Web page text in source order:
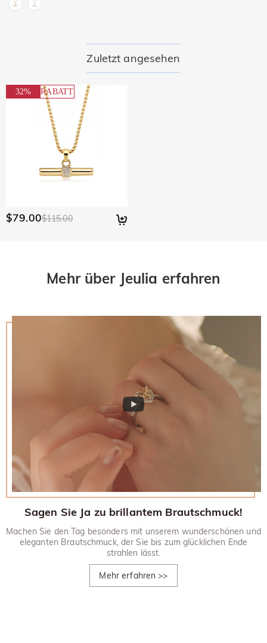
Zuletzt angesehen
32% RABATT
$79.00$115.00
Mehr über Jeulia erfahren
Sagen Sie Ja zu brillantem Brautschmuck!
Machen Sie den Tag besonders mit unserem wunderschönen und
eleganten Brautschmuck, der Sie bis zum glücklichen Ende
strahlen lässt.
Mehr erfahren >>